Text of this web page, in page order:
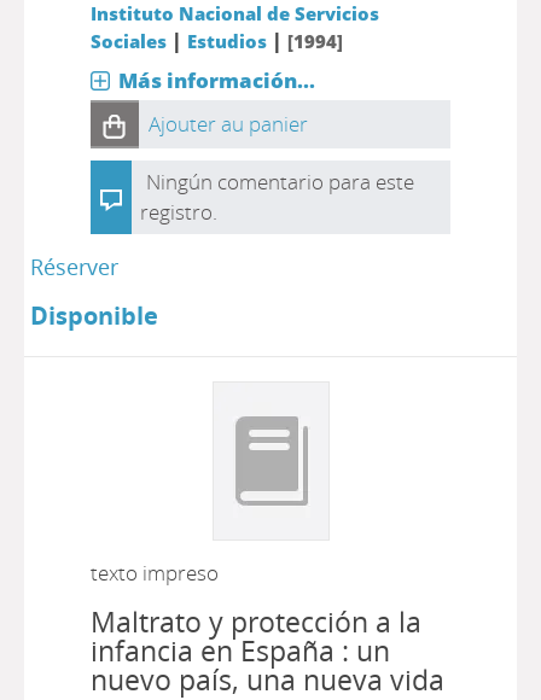
Instituto Nacional de Servicios
Sociales| Estudios| [1994]
Más información...
Ajouter au panier
Ningún comentario para este
registro.
Réserver
Disponible
texto impreso
Maltrato y protección a la
infancia en España : un
nuevo país, una nueva vida